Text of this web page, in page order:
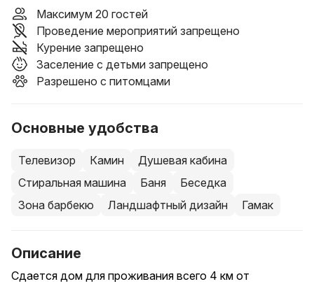
Максимум 20 гостей
Проведение мероприятий запрещено
Курение запрещено
Заселение с детьми запрещено
Разрешено с питомцами
Основные удобства
Телевизор Камин
Душевая кабина
Стиральная машина
Баня
Беседка
Зона барбекю
Ландшафтный дизайн Гамак
Описание
Сдается дом для проживания всего 4 км от